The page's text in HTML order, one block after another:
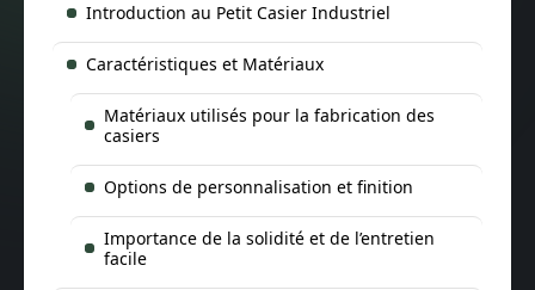
Introduction au Petit Casier Industriel
Caractéristiques et Matériaux
Matériaux utilisés pour la fabrication des
casiers
Options de personnalisation et finition
Importance de la solidité et de l’entretien
facile